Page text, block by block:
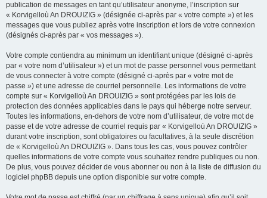
publication de messages en tant qu’utilisateur anonyme, l’inscription sur
« Korvigelloù An DROUIZIG » (désignée ci-après par « votre compte ») et les
messages que vous publiez après votre inscription et lors de votre connexion
(désignés ci-après par « vos messages »).
Votre compte contiendra au minimum un identifiant unique (désigné ci-après
par « votre nom d’utilisateur ») et un mot de passe personnel vous permettant
de vous connecter à votre compte (désigné ci-après par « votre mot de
passe ») et une adresse de courriel personnelle. Les informations de votre
compte sur « Korvigelloù An DROUIZIG » sont protégées par les lois de
protection des données applicables dans le pays qui héberge notre serveur.
Toutes les informations, en-dehors de votre nom d’utilisateur, de votre mot de
passe et de votre adresse de courriel requis par « Korvigelloù An DROUIZIG »
durant votre inscription, sont obligatoires ou facultatives, à la seule discrétion
de « Korvigelloù An DROUIZIG ». Dans tous les cas, vous pouvez contrôler
quelles informations de votre compte vous souhaitez rendre publiques ou non.
De plus, vous pouvez décider de vous abonner ou non à la liste de diffusion du
logiciel phpBB depuis une option disponible sur votre compte.